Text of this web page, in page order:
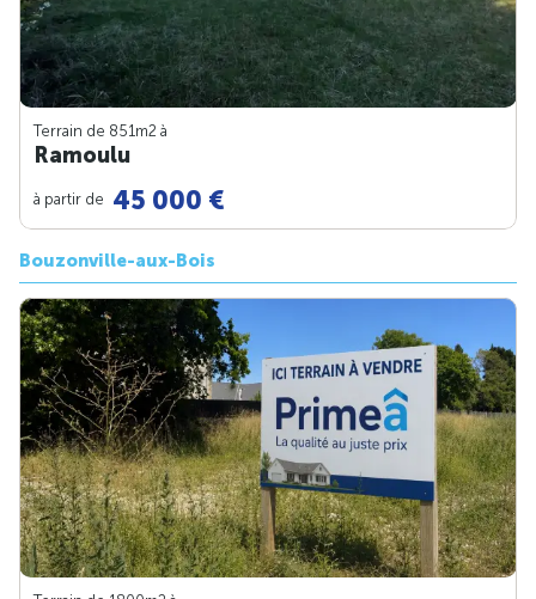
Terrain de 851m2 à
Ramoulu
à partir de 45 000 €
Bouzonville-aux-Bois